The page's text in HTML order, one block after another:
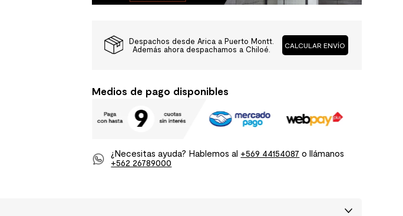
Despachos desde Arica a Puerto Montt.
Además ahora despachamos a Chiloé.
CALCULAR ENVÍO
Medios de pago disponibles
¿Necesitas ayuda? Hablemos al +569 44154087 o llámanos
+562 26789000